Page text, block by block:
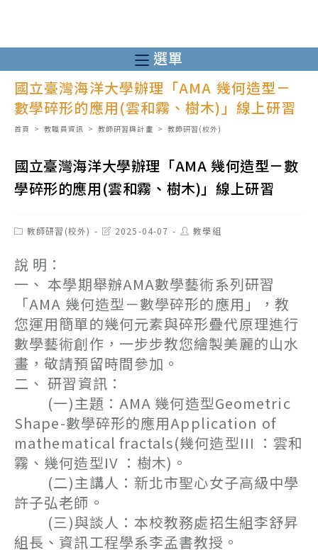
至
主
內
選單
國立臺灣海洋大學辦理「AMA 幾何造型－
數學碎形的應用(雲和霧、樹木)」線上研習
首頁 > 教職員資訊 > 教師研習與計畫 > 教師研習(校外)
國立臺灣海洋大學辦理「AMA 幾何造型－數
學碎形的應用(雲和霧、樹木)」線上研習
Post教師研習(校外)
Post2025-04-07
Post教學組
說 明：
一、 本學期舉辦AMA數學藝術系列研習
「AMA 幾何造型－數學碎形的應用」，教
您運用簡單的幾何元素與碎形疊代原理進行
數學藝術創作，一步步教您繪製美麗的山水
畫，敬請預留時間參加。
二、 研習資訊：
(一)主題：AMA 幾何造型Geometric
Shape-數學碎形的應用Application of
mathematical fractals(幾何造型III ：雲和
霧、幾何造型IV ：樹木)。
(二)主講人：新北市聖心女子高級中學
許子弘老師。
(三)與談人：本校教務處招生組李舒昇
組長、資訊工程學系李孟書教授。